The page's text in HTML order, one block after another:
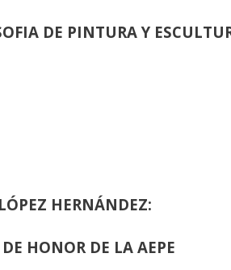
DE PINTURA Y
HERNÁNDEZ:
HONOR DE LA AEPE